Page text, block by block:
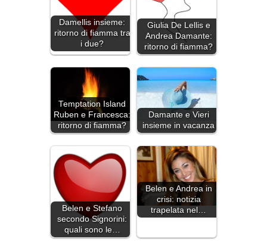
Damellis insieme:
ritorno di fiamma tra
i due?
Giulia De Lellis e
Andrea Damante:
ritorno di fiamma?
Temptation Island
Ruben e Francesca:
ritorno di fiamma?
Damante e Vieri
insieme in vacanza
Belen e Stefano
secondo Signorini:
quali sono le…
Belen e Andrea in
crisi: notizia
trapelata nel…